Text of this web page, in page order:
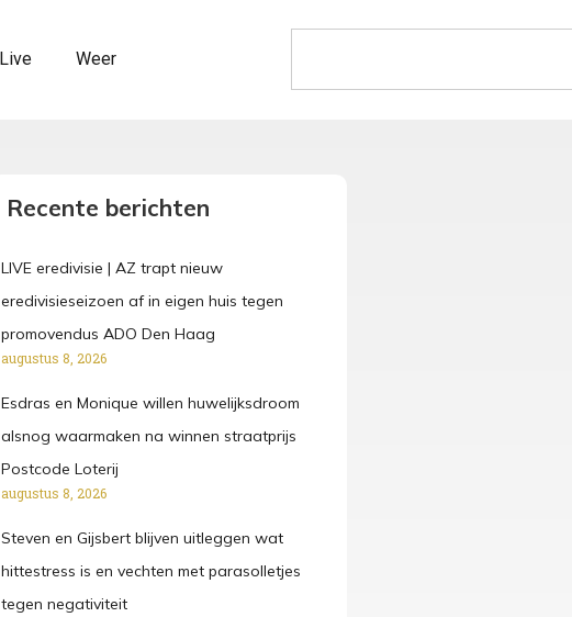
Live Weer
Recente berichten
LIVE eredivisie | AZ trapt nieuw
eredivisieseizoen af in eigen huis tegen
promovendus ADO Den Haag
augustus 8, 2026
Esdras en Monique willen huwelijksdroom
alsnog waarmaken na winnen straatprijs
Postcode Loterij
augustus 8, 2026
Steven en Gijsbert blijven uitleggen wat
hittestress is en vechten met parasolletjes
tegen negativiteit